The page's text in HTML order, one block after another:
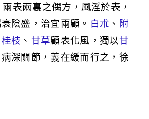
兩表兩裏之偶方，風淫於表，
陰盛，治宜兩顧。 白朮 、 附
桂枝 、 甘草顧表化風，獨以甘
深關節，義在緩而行之，徐